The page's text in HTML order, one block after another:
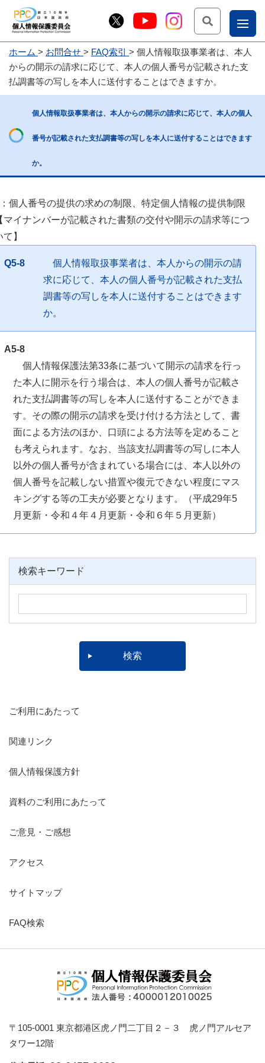
お
問
合
こー
ー部
ホーム お問合せ FAQ索引
個人情報取扱事業者は、本人
からの開示の請求に応じて、本人の個人番号が記載された支
払調書等の写しを本人に送付することはできますか。
個人情報取扱事業者は、本人からの開示の請求に応じて、本人の個人
番号が記載された支払調書等の写しを本人に送付することはできます
か。
個人番号の提供の求めの制限、特定個人情報の提供制限
マイナンバーが記載された書類の交付や開示の請求等につ
て】
Q5-8
個人情報取扱事業者は、本人からの開示の請
求に応じて、本人の個人番号が記載された支払
調書等の写しを本人に送付することはできます
か。
A5-8
個人情報保護法第33条に基づいて開示の請求を行っ
た本人に開示を行う場合は、本人の個人番号が記載さ
れた支払調書等の写しを本人に送付することができま
す。その際の開示の請求を受け付ける方法として、書
面による方法のほか、口頭による方法等を定めること
も考えられます。なお、当該支払調書等の写しに本人
以外の個人番号が含まれている場合には、本人以外の
個人番号を記載しない措置や復元できない程度にマス
キングする等の工夫が必要となります。（平成29年5
月更新・令和４年４月更新・令和６年５月更新）
検索キーワード
ご利用にあたって
関連リンク
個人情報保護方針
資料のご利用にあたって
ご意見・ご感想
アクセス
サイトマップ
FAQ検索
〒105-0001 東京都港区虎ノ門二丁目２－３ 虎ノ門アルセア
タワー12階